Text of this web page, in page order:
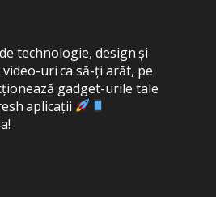
technologie, design și
uri ca să-ți arăt, pe
gadget-urile tale
aplicații